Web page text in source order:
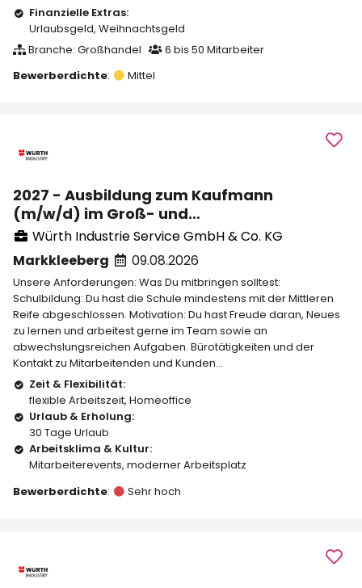
Finanzielle Extras:
Urlaubsgeld, Weihnachtsgeld
Branche: Großhandel
6 bis 50 Mitarbeiter
Bewerberdichte: Mittel
2027 - Ausbildung zum Kaufmann
(m/w/d) im Groß- und
Außenhandelsmanagement in unserer
Vertriebsniederlassung
Leipzig/Markkleeberg
Würth Industrie Service GmbH & Co. KG
Markkleeberg
09.08.2026
Unsere Anforderungen: Was Du mitbringen solltest:
Schulbildung: Du hast die Schule mindestens mit der Mittleren
Reife abgeschlossen. Motivation: Du hast Freude daran, Neues
zu lernen und arbeitest gerne im Team sowie an
abwechslungsreichen Aufgaben. Bürotätigkeiten und der
Kontakt zu Mitarbeitenden und Kunden...
Zeit & Flexibilität:
flexible Arbeitszeit, Homeoffice
Urlaub & Erholung:
30 Tage Urlaub
Arbeitsklima & Kultur:
Mitarbeiterevents, moderner Arbeitsplatz
Bewerberdichte: Sehr hoch